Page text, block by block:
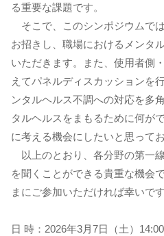
る重要な課題です。
そこで、このシンポジウムで
お招きし、職場におけるメンタ
いただきます。また、使用者側
えてパネルディスカッションを
ンタルヘルス不調への対応を多
タルヘルスをまもるために何が
に考える機会にしたいと思ってお
以上のとおり、各分野の第一
を聞くことができる貴重な機会
まにご参加いただければ幸いです
日 時：2026年3月7日（土）